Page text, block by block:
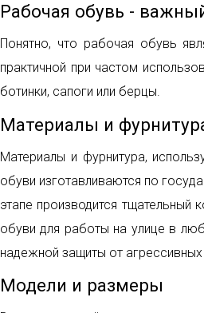
Рабочая обувь -
Понятно, что рабочая обувь
практичной при частом
ботинки, сапоги или берцы.
Материалы и
Материалы и фурнитура,
обуви изготавливаются по
этапе производится
обуви для работы на улице в
надежной защиты от агрессивных
Модели и размеры